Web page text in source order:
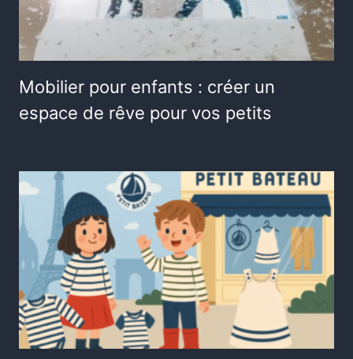
Mobilier pour enfants : créer un
espace de rêve pour vos petits